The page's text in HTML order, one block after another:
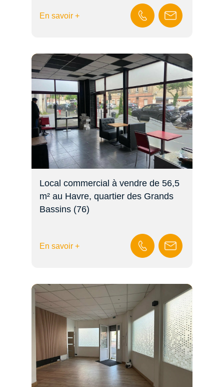
En savoir +
Local commercial à vendre de 56,5
m² au Havre, quartier des Grands
Bassins (76)
En savoir +